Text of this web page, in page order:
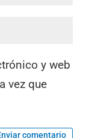
y web
vez que
comentario